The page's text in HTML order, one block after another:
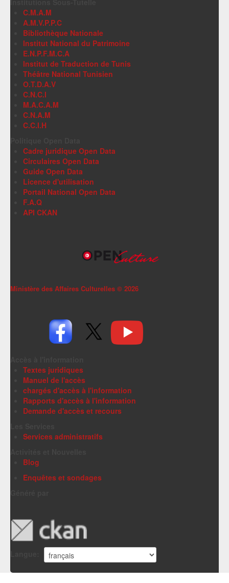
C.M.A.M
A.M.V.P.P.C
Bibliothèque Nationale
Institut National du Patrimoine
E.N.P.F.M.C.A
Institut de Traduction de Tunis
Théâtre National Tunisien
O.T.D.A.V
C.N.C.I
M.A.C.A.M
C.N.A.M
C.C.I.H
Cadre juridique Open Data
Circulaires Open Data
Guide Open Data
Licence d'utilisation
Portail National Open Data
F.A.Q
API CKAN
Ministère des Affaires Culturelles © 2026
Textes juridiques
Manuel de l'accès
chargés d'accès à l'information
Rapports d'accès à l'information
Demande d'accès et recours
Services administratifs
Blog
Enquêtes et sondages